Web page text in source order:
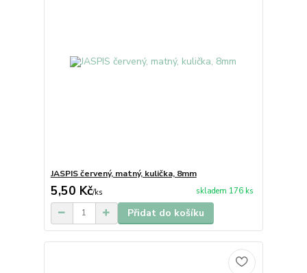
JASPIS červený, matný, kulička, 8mm
5,50 Kč/ks skladem 176 ks
Přidat do košíku